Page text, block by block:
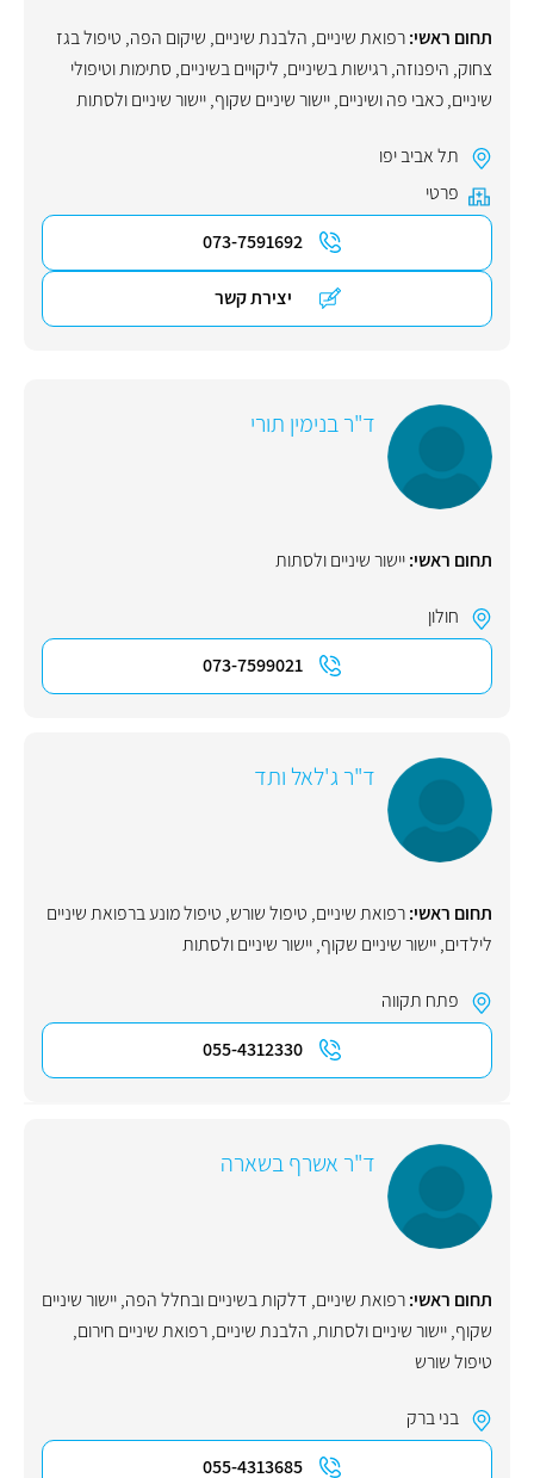
תחום ראשי:רפואת שיניים, הלבנת שיניים, שיקום הפה, טיפול בגז
צחוק, היפנוזה,רגישות בשיניים, ליקויים בשיניים, סתימות וטיפולי
שיניים,כאבי פה ושיניים,יישור שיניים שקוף,יישור שיניים ולסתות
תל אביב יפו
פרטי
073-7591692
יצירת קשר
ד"ר בנימין תורי
תחום ראשי:יישור שיניים ולסתות
חולון
073-7599021
ד"ר ג'לאל ותד
תחום ראשי:רפואת שיניים, טיפול שורש, טיפול מונע ברפואת שיניים
לילדים,יישור שיניים שקוף,יישור שיניים ולסתות
פתח תקווה
055-4312330
ד"ר אשרף בשארה
תחום ראשי:רפואת שיניים, דלקות בשיניים ובחלל הפה,יישור שיניים
שקוף,יישור שיניים ולסתות, הלבנת שיניים,רפואת שיניים חירום,
טיפול שורש
בני ברק
055-4313685